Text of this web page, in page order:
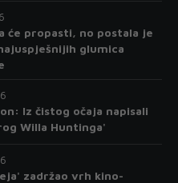
će propasti, no postala je
glumica
Iz čistog očaja napisali
Willa Huntinga'
zadržao vrh kino-